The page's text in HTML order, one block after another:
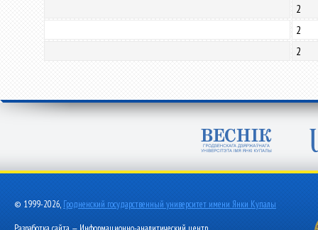
2
2
2
© 1999-2026, Гродненский государственный университет имени Янки Купалы